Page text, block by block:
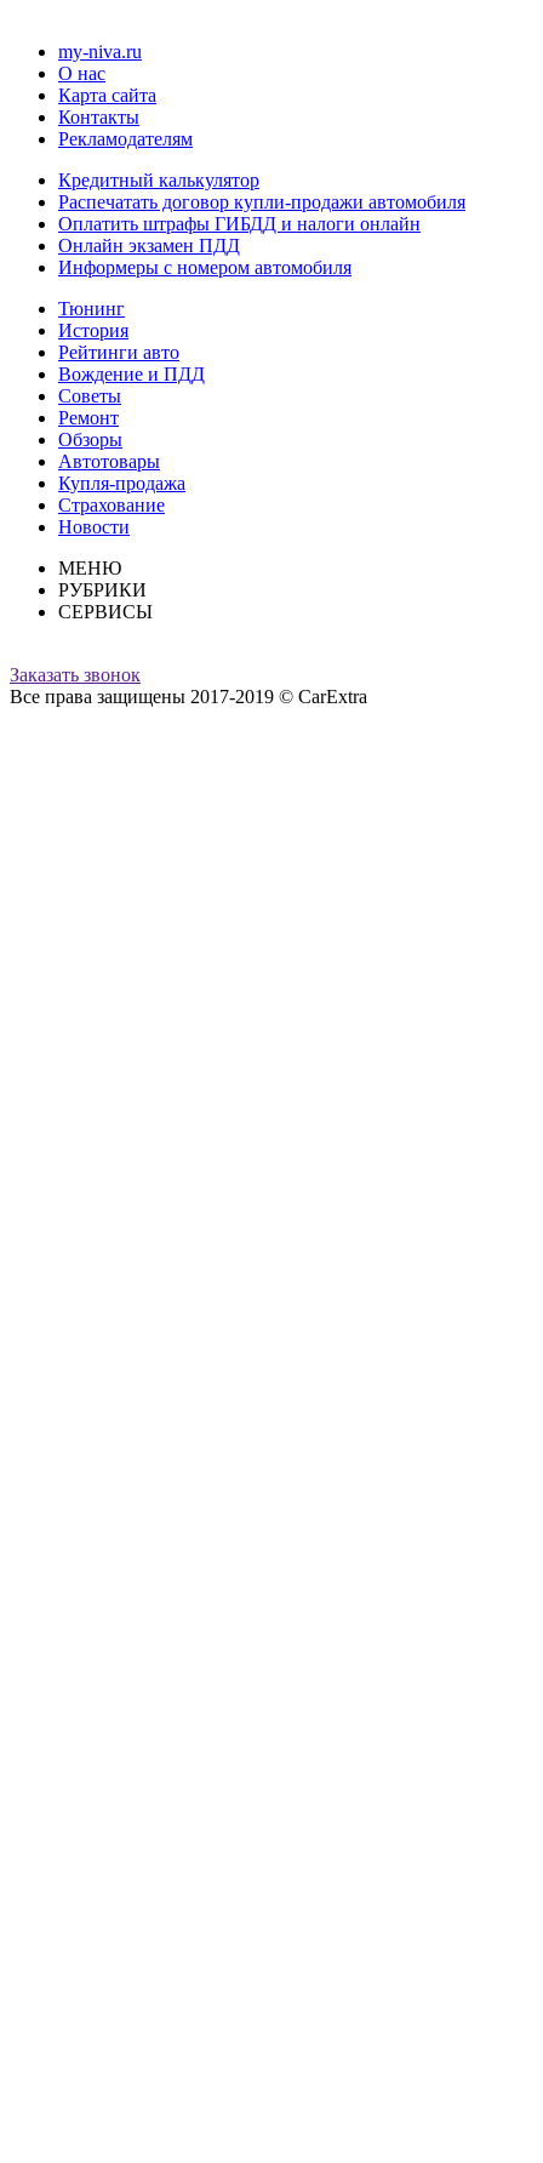
my-niva.ru
О нас
Карта сайта
Контакты
Рекламодателям
Кредитный калькулятор
Распечатать договор купли-продажи автомобиля
Оплатить штрафы ГИБДД и налоги онлайн
Онлайн экзамен ПДД
Информеры с номером автомобиля
Тюнинг
История
Рейтинги авто
Вождение и ПДД
Советы
Ремонт
Обзоры
Автотовары
Купля-продажа
Страхование
Новости
МЕНЮ
РУБРИКИ
СЕРВИСЫ
Заказать звонок
Все права защищены 2017-2019 © CarExtra